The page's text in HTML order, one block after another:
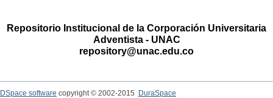
Repositorio Institucional de la Corporación Universitaria
Adventista - UNAC
repository@unac.edu.co
DSpace software copyright © 2002-2015
DuraSpace